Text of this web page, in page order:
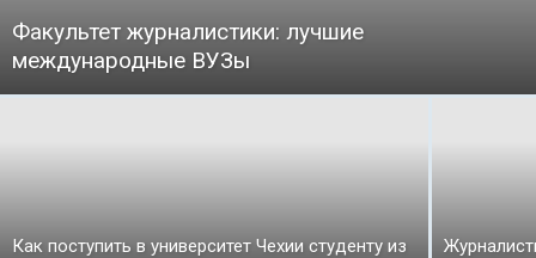
Факультет журналистики: лучшие
международные ВУЗы
Как поступить в университет Чехии студенту из